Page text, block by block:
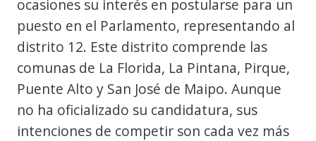
ocasiones su interés en postularse para un
puesto en el Parlamento, representando al
distrito 12. Este distrito comprende las
comunas de La Florida, La Pintana, Pirque,
Puente Alto y San José de Maipo. Aunque
no ha oficializado su candidatura, sus
intenciones de competir son cada vez más